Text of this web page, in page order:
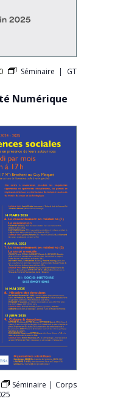
Séminaire | GT
Numérique
Séminaire | Corps